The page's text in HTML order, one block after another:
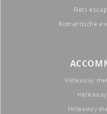
Fiets
Romantische
Hideaway
Hideaway